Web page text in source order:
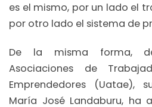
es el mismo, por un lado el
por otro lado el sistema de
De la misma forma,
Asociaciones de
Emprendedores (Uatae),
María José Landaburu, ha